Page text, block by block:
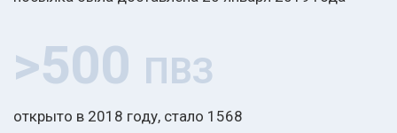
>500 ПВЗ
открыто в 2018 году, стало 1568